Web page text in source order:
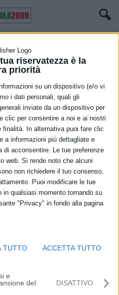
riservatezza è la
priorità
su un dispositivo (e/o vi
i dati personali, quali gli
inviate da un dispositivo per
clic per consentire a noi e ai nostri
finalità. In alternativa puoi fare clic
a informazioni più dettagliate e
di acconsentire. Le tue preferenze
web. Si rende noto che alcuni
non richiedere il tuo consenso,
Puoi modificare le tue
in qualsiasi momento tornando su
"Privacy" in fondo alla pagina
TUTTO ACCETTA TUTTO
e
del
DISATTIVO
strada a Castelvetro, ferito un giovane
ferito
lungo via Modena – di Castelvetro
Rangone, alla guida di
del civico 43/45 nei pressi dello
ha riportato ferite alla testa
in terapia intensiva. Sia il
non hanno riportato lesioni.